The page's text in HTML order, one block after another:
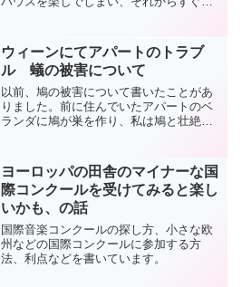
時間が今になってしまいました。クラブ
ハウスを始めて10日を軽...
ウィーンにてアパートのトラブ
ル 蟻の被害について
以前、鳩の被害について書いたことがあ
りました。前に住んでいたアパートのベ
ランダに鳩が巣を作り、私は鳩と壮絶な
いくらい大変だった思い出です。さて、
新しいスタジオに引っ越し...
ヨーロッパの田舎のマイナーな国
際コンクールを受けてみると楽し
いかも、の話
国際音楽コンクールの探し方、小さな欧
州などの国際コンクールに参加する方
法、利点などを書いています。